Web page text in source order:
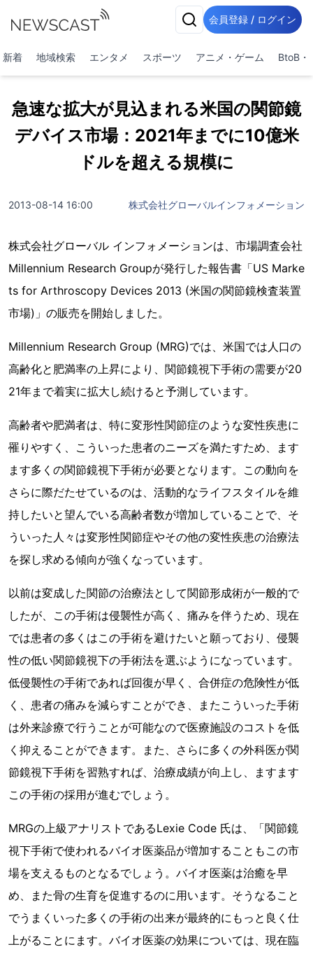
会員登録 / ログイン
新着 地域検索 エンタメ スポーツ アニメ・ゲーム BtoB・
急速な拡大が見込まれる米国の関節鏡
デバイス市場：2021年までに10億米
ドルを超える規模に
2013-08-14 16:00 株式会社グローバルインフォメーション
株式会社グローバル インフォメーションは、市場調査会社
Millennium Research Groupが発行した報告書「US Marke
ts for Arthroscopy Devices 2013 (米国の関節鏡検査装置
市場)」の販売を開始しました。
Millennium Research Group (MRG)では、米国では人口の
高齢化と肥満率の上昇により、関節鏡視下手術の需要が20
21年まで着実に拡大し続けると予測しています。
高齢者や肥満者は、特に変形性関節症のような変性疾患に
罹りやすく、こういった患者のニーズを満たすため、ます
ます多くの関節鏡視下手術が必要となります。この動向を
さらに際だたせているのは、活動的なライフスタイルを維
持したいと望んでいる高齢者数が増加していることで、そ
ういった人々は変形性関節症やその他の変性疾患の治療法
を探し求める傾向が強くなっています。
以前は変成した関節の治療法として関節形成術が一般的で
したが、この手術は侵襲性が高く、痛みを伴うため、現在
では患者の多くはこの手術を避けたいと願っており、侵襲
性の低い関節鏡視下の手術法を選ぶようになっています。
低侵襲性の手術であれば回復が早く、合併症の危険性が低
く、患者の痛みを減らすことができ、またこういった手術
は外来診療で行うことが可能なので医療施設のコストを低
く抑えることができます。また、さらに多くの外科医が関
節鏡視下手術を習熟すれば、治療成績が向上し、ますます
この手術の採用が進むでしょう。
MRGの上級アナリストであるLexie Code 氏は、「関節鏡
視下手術で使われるバイオ医薬品が増加することもこの市
場を支えるものとなるでしょう。バイオ医薬は治癒を早
め、また骨の生育を促進するのに用います。そうなること
でうまくいった多くの手術の出来が最終的にもっと良く仕
上がることにます。バイオ医薬の効果については、現在臨